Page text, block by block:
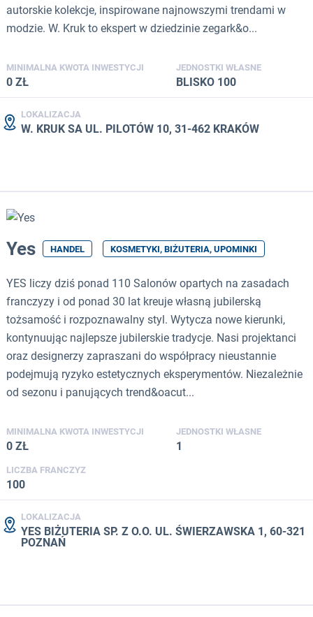
autorskie kolekcje, inspirowane najnowszymi trendami w
modzie. W. Kruk to ekspert w dziedzinie zegark&o...
MINIMALNA KWOTA INWESTYCJI
0 ZŁ
JEDNOSTKI WŁASNE
BLISKO 100
LOKALIZACJA
W. KRUK SA UL. PILOTÓW 10, 31-462 KRAKÓW
Yes HANDEL KOSMETYKI, BIŻUTERIA, UPOMINKI
YES liczy dziś ponad 110 Salonów opartych na zasadach
franczyzy i od ponad 30 lat kreuje własną jubilerską
tożsamość i rozpoznawalny styl. Wytycza nowe kierunki,
kontynuując najlepsze jubilerskie tradycje. Nasi projektanci
oraz designerzy zapraszani do współpracy nieustannie
podejmują ryzyko estetycznych eksperymentów. Niezależnie
od sezonu i panujących trend&oacut...
MINIMALNA KWOTA INWESTYCJI
0 ZŁ
JEDNOSTKI WŁASNE
1
LICZBA FRANCZYZ
100
LOKALIZACJA
YES BIŻUTERIA SP. Z O.O. UL. ŚWIERZAWSKA 1, 60-321
POZNAŃ